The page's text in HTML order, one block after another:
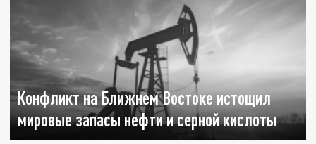
Конфликт на Ближнем Востоке истощил
мировые запасы нефти и серной кислоты